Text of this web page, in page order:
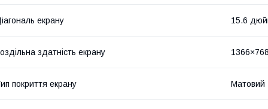
екрану 15.6
здатність екрану
покриття екрану Матовий